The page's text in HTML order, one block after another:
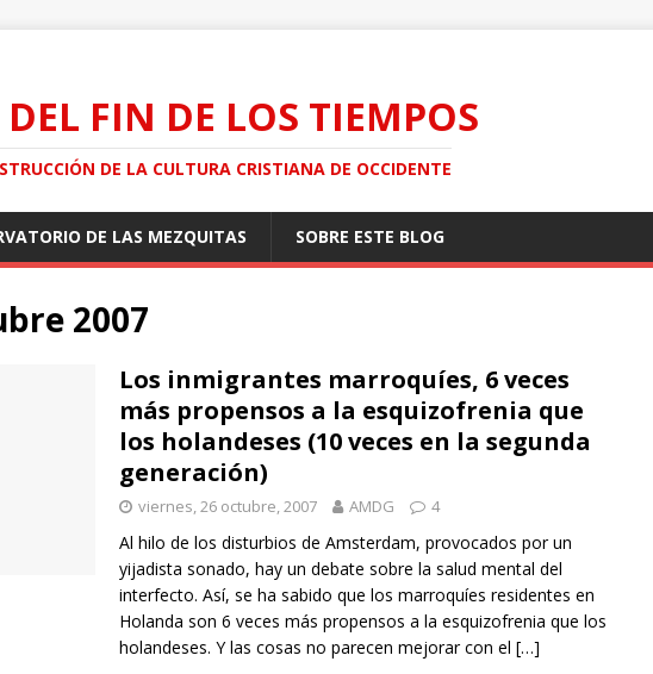
DEL FIN DE LOS TIEMPOS
DE LA CULTURA CRISTIANA DE OCCIDENTE
DE LAS MEZQUITAS SOBRE ESTE BLOG
2007
Los inmigrantes marroquíes, 6 veces
más propensos a la esquizofrenia que
los holandeses (10 veces en la segunda
generación)
viernes, 26 octubre, 2007 AMDG 4
Al hilo de los disturbios de Amsterdam, provocados por un
yijadista sonado, hay un debate sobre la salud mental del
interfecto. Así, se ha sabido que los marroquíes residentes en
Holanda son 6 veces más propensos a la esquizofrenia que los
holandeses. Y las cosas no parecen mejorar con el […]